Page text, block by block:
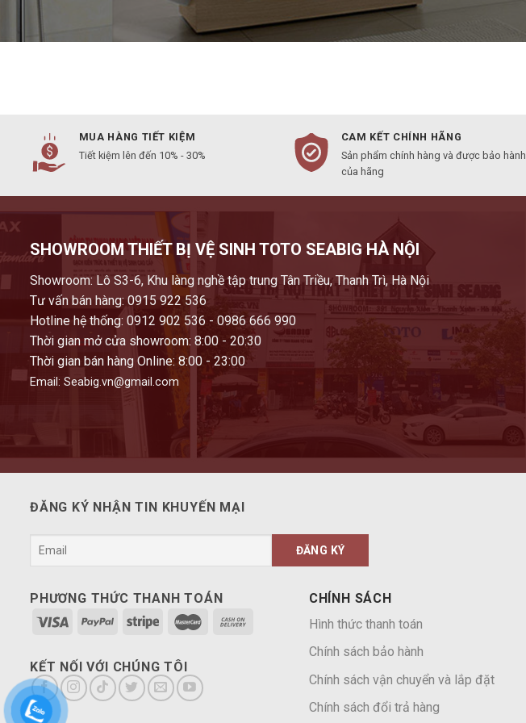
MUA HÀNG TIẾT KIỆM
Tiết kiệm lên đến 10% - 30%
CAM KẾT CHÍNH HÃNG
Sản phẩm chính hàng và được bảo hành
của hãng
SHOWROOM THIẾT BỊ VỆ SINH TOTO SEABIG HÀ NỘI
Showroom: Lô S3-6, Khu làng nghề tập trung Tân Triều, Thanh Trì, Hà Nội
Tư vấn bán hàng: 0915 922 536
Hotline hệ thống: 0912 902 536 - 0986 666 990
Thời gian mở cửa showroom: 8:00 - 20:30
Thời gian bán hàng Online: 8:00 - 23:00
Email: Seabig.vn@gmail.com
ĐĂNG KÝ NHẬN TIN KHUYẾN MẠI
PHƯƠNG THỨC THANH TOÁN
KẾT NỐI VỚI CHÚNG TÔI
CHÍNH SÁCH
Hình thức thanh toán
Chính sách bảo hành
Chính sách vận chuyển và lắp đặt
Chính sách đổi trả hàng